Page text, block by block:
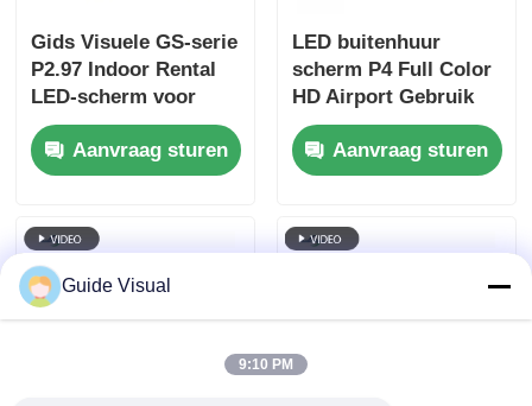
Gids Visuele GS-serie
P2.97 Indoor Rental
LED-scherm voor
tentoonstellingen,
7680Hz Geen zwart
scherm CE
Aanvraag sturen
LED buitenhuur
scherm P4 Full Color
HD Airport Gebruik
mobiele podium
achtergrond display
Aanvraag sturen
Guide Visual
9:10 PM